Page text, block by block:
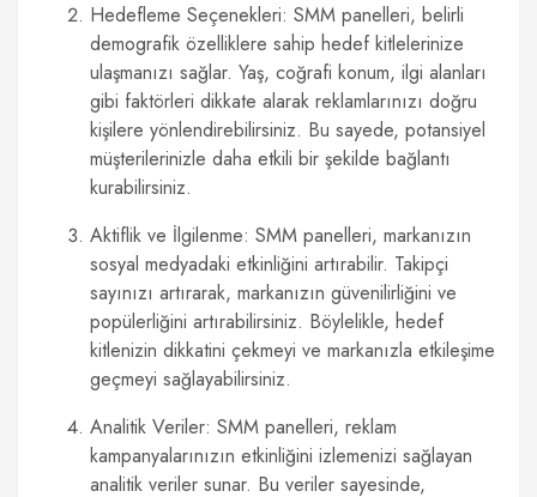
Hedefleme Seçenekleri: SMM panelleri, belirli
demografik özelliklere sahip hedef kitlelerinize
ulaşmanızı sağlar. Yaş, coğrafi konum, ilgi alanları
gibi faktörleri dikkate alarak reklamlarınızı doğru
kişilere yönlendirebilirsiniz. Bu sayede, potansiyel
müşterilerinizle daha etkili bir şekilde bağlantı
kurabilirsiniz.
Aktiflik ve İlgilenme: SMM panelleri, markanızın
sosyal medyadaki etkinliğini artırabilir. Takipçi
sayınızı artırarak, markanızın güvenilirliğini ve
popülerliğini artırabilirsiniz. Böylelikle, hedef
kitlenizin dikkatini çekmeyi ve markanızla etkileşime
geçmeyi sağlayabilirsiniz.
Analitik Veriler: SMM panelleri, reklam
kampanyalarınızın etkinliğini izlemenizi sağlayan
analitik veriler sunar. Bu veriler sayesinde,